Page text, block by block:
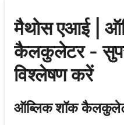
मैथोस एआई |
कैलकुलेटर -
विश्लेषण करें
ऑब्लिक शॉक